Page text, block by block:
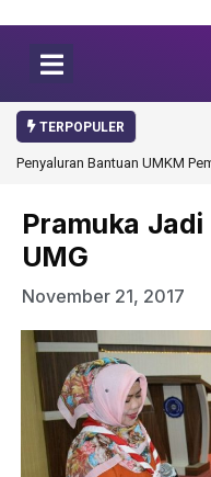
TERPOPULER
Penyaluran Bantuan UMKM
Pramuka
UMG
November 21, 2017